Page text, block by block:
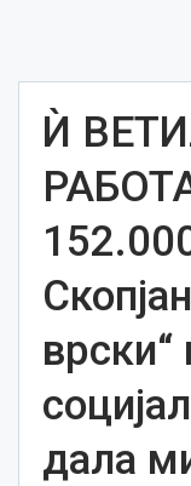
Ѝ
врски“
дала